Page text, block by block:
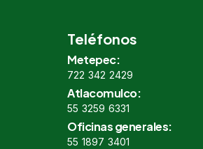
Teléfonos
Metepec:
722 342 2429
Atlacomulco:
55 3259 6331
Oficinas generales:
55 1897 3401